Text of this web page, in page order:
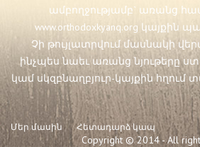
ամբողջությամբ` առանց
www.orthodoxkyanq.org կայքին
Չի թույլատրվում մասնակի
ինչպես նաեւ առանց նյութերը
կամ սկզբնաղբյուր-կայքին հղում
Մեր մասին Հետադարձ կապ
Copyright © 2014 - All